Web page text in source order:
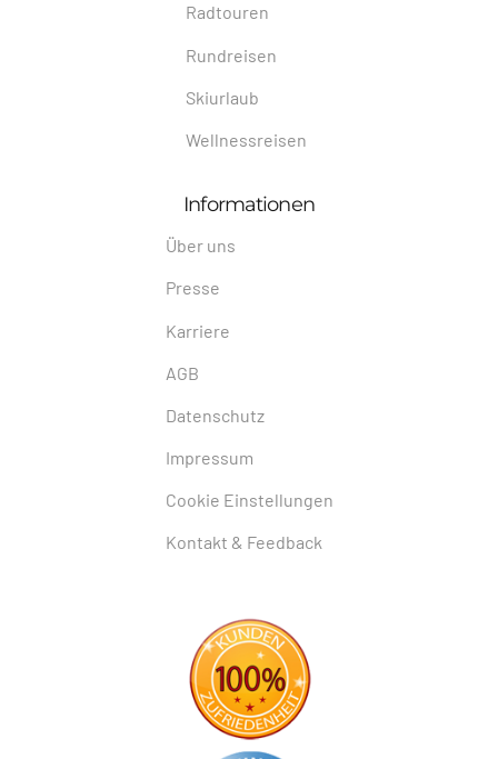
Radtouren
Rundreisen
Skiurlaub
Wellnessreisen
Informationen
Über uns
Presse
Karriere
AGB
Datenschutz
Impressum
Cookie Einstellungen
Kontakt & Feedback